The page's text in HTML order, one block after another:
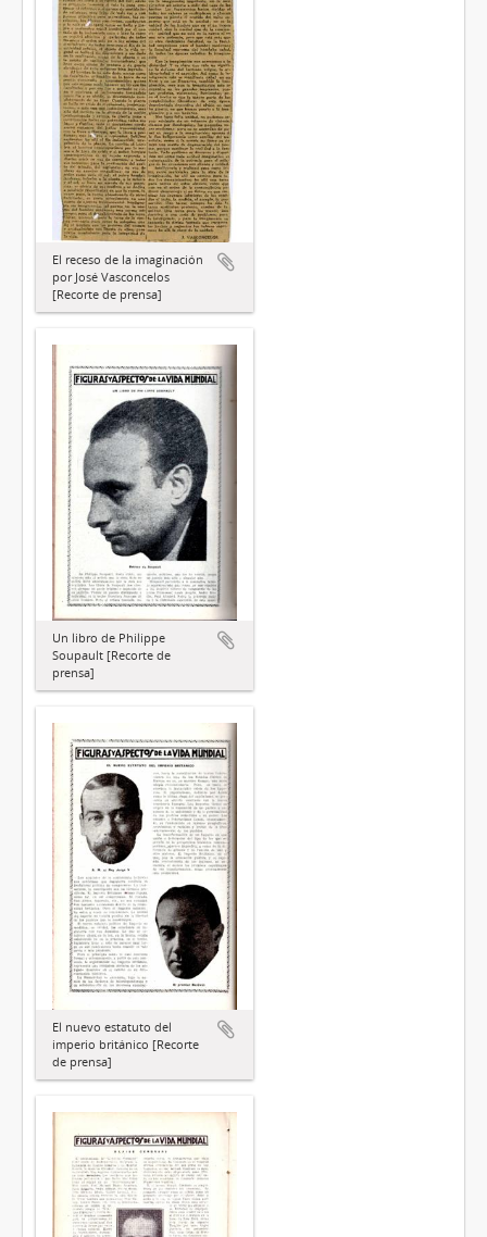
El receso de la imaginación
por José Vasconcelos
[Recorte de prensa]
Un libro de Philippe
Soupault [Recorte de
prensa]
El nuevo estatuto del
imperio británico [Recorte
de prensa]